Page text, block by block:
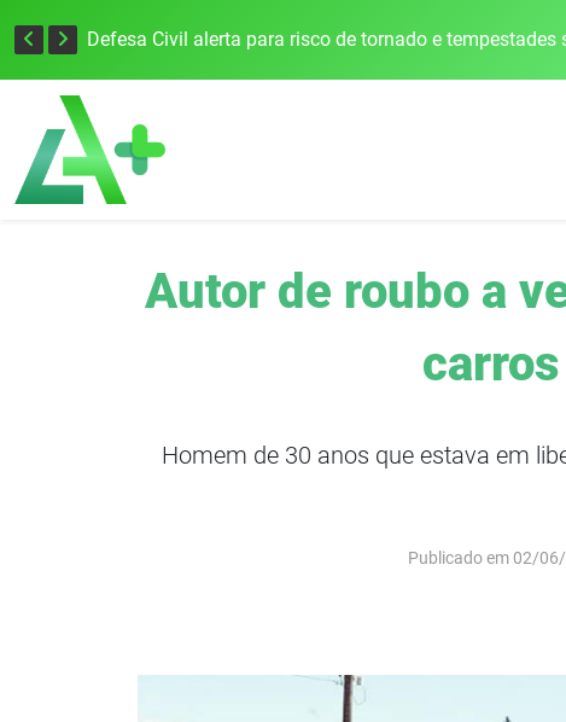
Autor de roubo a
Homem de 30 anos que estava em
Publicado em 02/